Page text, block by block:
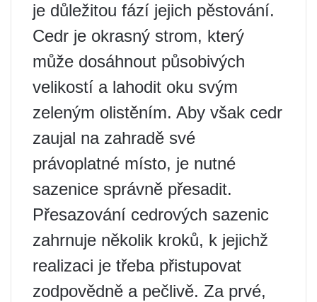
je důležitou fází jejich pěstování.
Cedr je okrasný strom, který
může dosáhnout působivých
velikostí a lahodit oku svým
zeleným olistěním. Aby však cedr
zaujal na zahradě své
právoplatné místo, je nutné
sazenice správně přesadit.
Přesazování cedrových sazenic
zahrnuje několik kroků, k jejichž
realizaci je třeba přistupovat
zodpovědně a pečlivě. Za prvé,